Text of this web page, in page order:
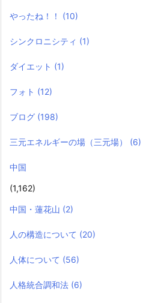
やったね！！ (10)
シンクロニシティ (1)
ダイエット (1)
フォト (12)
ブログ (198)
三元エネルギーの場（三元場） (6)
中国
(1,162)
中国・蓮花山 (2)
人の構造について (20)
人体について (56)
人格統合調和法 (6)